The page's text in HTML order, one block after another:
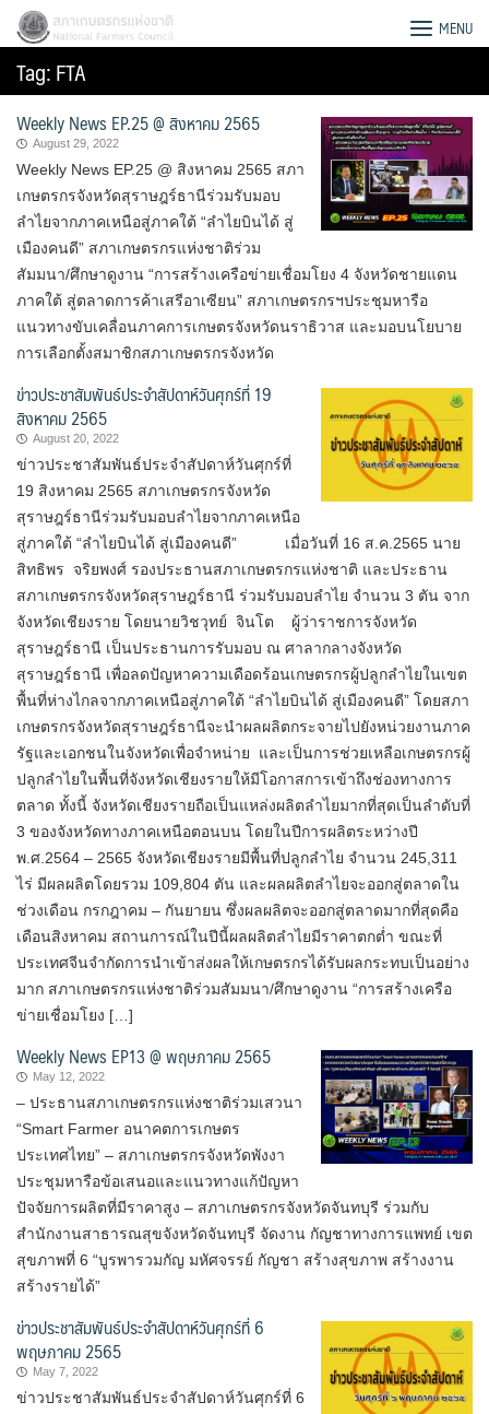
Skip
content
Search
for:
สภาเกษตรกรแห่งชาติ MENU
Tag:FTA
Weekly News EP.25 @ สิงหาคม 2565
August 29, 2022
Weekly News EP.25 @ สิงหาคม 2565 สภา
เกษตรกรจังหวัดสุราษฎร์ธานีร่วมรับมอบ
ลำไยจากภาคเหนือสู่ภาคใต้ “ลำไยบินได้ สู่
เมืองคนดี” สภาเกษตรกรแห่งชาติร่วม
สัมมนา/ศึกษาดูงาน “การสร้างเครือข่ายเชื่อมโยง 4 จังหวัดชายแดน
ภาคใต้ สู่ตลาดการค้าเสรีอาเซียน” สภาเกษตรกรฯประชุมหารือ
แนวทางขับเคลื่อนภาคการเกษตรจังหวัดนราธิวาส และมอบนโยบาย
การเลือกตั้งสมาชิกสภาเกษตรกรจังหวัด
ข่าวประชาสัมพันธ์ประจำสัปดาห์วันศุกร์ที่ 19
สิงหาคม 2565
August 20, 2022
ข่าวประชาสัมพันธ์ประจำสัปดาห์วันศุกร์ที่
19 สิงหาคม 2565 สภาเกษตรกรจังหวัด
สุราษฎร์ธานีร่วมรับมอบลำไยจากภาคเหนือ
สู่ภาคใต้ “ลำไยบินได้ สู่เมืองคนดี” เมื่อวันที่ 16 ส.ค.2565 นาย
สิทธิพร จริยพงศ์ รองประธานสภาเกษตรกรแห่งชาติ และประธาน
สภาเกษตรกรจังหวัดสุราษฎร์ธานี ร่วมรับมอบลำไย จำนวน 3 ตัน จาก
จังหวัดเชียงราย โดยนายวิชวุทย์ จินโต ผู้ว่าราชการจังหวัด
สุราษฎร์ธานี เป็นประธานการรับมอบ ณ ศาลากลางจังหวัด
สุราษฎร์ธานี เพื่อลดปัญหาความเดือดร้อนเกษตรกรผู้ปลูกลำไยในเขต
พื้นที่ห่างไกลจากภาคเหนือสู่ภาคใต้ “ลำไยบินได้ สู่เมืองคนดี” โดยสภา
เกษตรกรจังหวัดสุราษฎร์ธานีจะนำผลผลิตกระจายไปยังหน่วยงานภาค
รัฐและเอกชนในจังหวัดเพื่อจำหน่าย และเป็นการช่วยเหลือเกษตรกรผู้
ปลูกลำไยในพื้นที่จังหวัดเชียงรายให้มีโอกาสการเข้าถึงช่องทางการ
ตลาด ทั้งนี้ จังหวัดเชียงรายถือเป็นแหล่งผลิตลำไยมากที่สุดเป็นลำดับที่
3 ของจังหวัดทางภาคเหนือตอนบน โดยในปีการผลิตระหว่างปี
พ.ศ.2564 – 2565 จังหวัดเชียงรายมีพื้นที่ปลูกลำไย จำนวน 245,311
ไร่ มีผลผลิตโดยรวม 109,804 ตัน และผลผลิตลำไยจะออกสู่ตลาดใน
ช่วงเดือน กรกฎาคม – กันยายน ซึ่งผลผลิตจะออกสู่ตลาดมากที่สุดคือ
เดือนสิงหาคม สถานการณ์ในปีนี้ผลผลิตลำไยมีราคาตกต่ำ ขณะที่
ประเทศจีนจำกัดการนำเข้าส่งผลให้เกษตรกรได้รับผลกระทบเป็นอย่าง
มาก สภาเกษตรกรแห่งชาติร่วมสัมมนา/ศึกษาดูงาน “การสร้างเครือ
ข่ายเชื่อมโยง […]
Weekly News EP13 @ พฤษภาคม 2565
May 12, 2022
– ประธานสภาเกษตรกรแห่งชาติร่วมเสวนา
“Smart Farmer อนาคตการเกษตร
ประเทศไทย” – สภาเกษตรกรจังหวัดพังงา
ประชุมหารือข้อเสนอและแนวทางแก้ปัญหา
ปัจจัยการผลิตที่มีราคาสูง – สภาเกษตรกรจังหวัดจันทบุรี ร่วมกับ
สำนักงานสาธารณสุขจังหวัดจันทบุรี จัดงาน กัญชาทางการแพทย์ เขต
สุขภาพที่ 6 “บูรพารวมกัญ มหัศจรรย์ กัญชา สร้างสุขภาพ สร้างงาน
สร้างรายได้”
ข่าวประชาสัมพันธ์ประจำสัปดาห์วันศุกร์ที่ 6
พฤษภาคม 2565
May 7, 2022
ข่าวประชาสัมพันธ์ประจำสัปดาห์วันศุกร์ที่ 6